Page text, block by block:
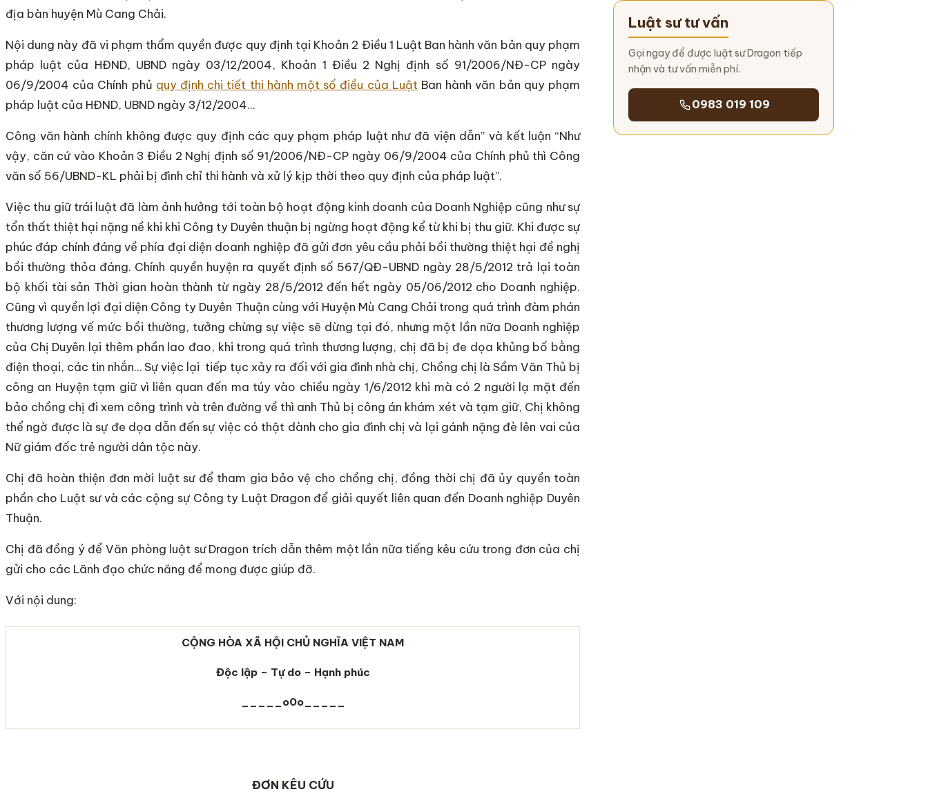
địa bàn huyện Mù Cang Chải.
Nội dung này đã vi phạm thẩm quyền được quy định tại Khoản 2 Điều 1 Luật Ban hành văn bản quy phạm
pháp luật của HĐND, UBND ngày 03/12/2004, Khoản 1 Điều 2 Nghị định số 91/2006/NĐ-CP ngày
06/9/2004 của Chính phủ quy định chi tiết thi hành một số điều của LuậtBan hành văn bản quy phạm
pháp luật của HĐND, UBND ngày 3/12/2004…
Công văn hành chính không được quy định các quy phạm pháp luật như đã viện dẫn” và kết luận “Như
vậy, căn cứ vào Khoản 3 Điều 2 Nghị định số 91/2006/NĐ-CP ngày 06/9/2004 của Chính phủ thì Công
văn số 56/UBND-KL phải bị đình chỉ thi hành và xử lý kịp thời theo quy định của pháp luật”.
Việc thu giữ trái luật đã làm ảnh hưởng tới toàn bộ hoạt động kinh doanh của Doanh Nghiệp cũng như sự
tổn thất thiệt hại nặng nề khi khi Công ty Duyên thuận bị ngừng hoạt động kể từ khi bị thu giữ. Khi được sự
phúc đáp chính đáng về phía đại diện doanh nghiệp đã gửi đơn yêu cầu phải bồi thường thiệt hại đề nghị
bồi thường thỏa đáng. Chính quyền huyện ra quyết định số 567/QĐ-UBND ngày 28/5/2012 trả lại toàn
bộ khối tài sản Thời gian hoàn thành từ ngày 28/5/2012 đến hết ngày 05/06/2012 cho Doanh nghiệp.
Cũng vì quyền lợi đại diện Công ty Duyên Thuận cùng với Huyện Mù Cang Chải trong quá trình đàm phán
thương lượng vế mức bồi thường, tưởng chừng sự việc sẽ dừng tại đó, nhưng một lần nữa Doanh nghiệp
của Chị Duyên lại thêm phần lao đao, khi trong quá trình thương lượng, chị đã bị đe dọa khủng bố bằng
điện thoại, các tin nhắn… Sự việc lại tiếp tục xảy ra đối với gia đình nhà chị, Chồng chị là Sầm Văn Thủ bị
công an Huyện tạm giữ vì liên quan đến ma túy vào chiều ngày 1/6/2012 khi mà có 2 người lạ mặt đến
bảo chồng chị đi xem công trình và trên đường về thì anh Thủ bị công án khám xét và tạm giữ, Chị không
thể ngờ được là sự đe dọa dẫn đến sự việc có thật dành cho gia đình chị và lại gánh nặng đè lên vai của
Nữ giám đốc trẻ người dân tộc này.
Chị đã hoàn thiện đơn mời luật sư để tham gia bảo vệ cho chồng chị, đồng thời chị đã ủy quyền toàn
phần cho Luật sư và các cộng sự Công ty Luật Dragon để giải quyết liên quan đến Doanh nghiệp Duyên
Thuận.
Chị đã đồng ý để Văn phòng luật sư Dragon trích dẫn thêm một lần nữa tiếng kêu cứu trong đơn của chị
gửi cho các Lãnh đạo chức năng để mong được giúp đỡ.
Với nội dung:
CỘNG HÒA XÃ HỘI CHỦ NGHĨA VIỆT NAM
Độc lập – Tự do – Hạnh phúc
_____o0o_____
ĐƠN KÊU CỨU
Luật sư tư vấn
Gọi ngay để được luật sư Dragon tiếp
nhận và tư vấn miễn phí.
0983 019 109